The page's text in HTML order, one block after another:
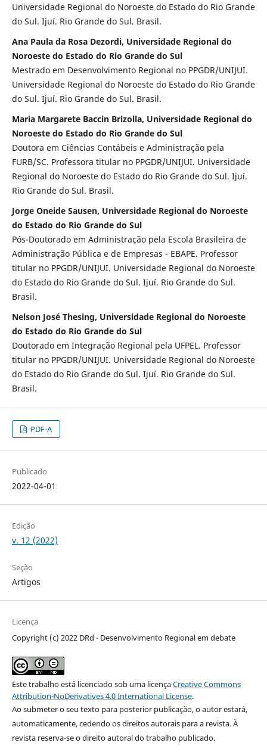
Universidade Regional do Noroeste do Estado do Rio Grande
do Sul. Ijuí. Rio Grande do Sul. Brasil.
Ana Paula da Rosa Dezordi, Universidade Regional do
Noroeste do Estado do Rio Grande do Sul
Mestrado em Desenvolvimento Regional no PPGDR/UNIJUI.
Universidade Regional do Noroeste do Estado do Rio Grande
do Sul. Ijuí. Rio Grande do Sul. Brasil.
Maria Margarete Baccin Brizolla, Universidade Regional do
Noroeste do Estado do Rio Grande do Sul
Doutora em Ciências Contábeis e Administração pela
FURB/SC. Professora titular no PPGDR/UNIJUI. Universidade
Regional do Noroeste do Estado do Rio Grande do Sul. Ijuí.
Rio Grande do Sul. Brasil.
Jorge Oneide Sausen, Universidade Regional do Noroeste
do Estado do Rio Grande do Sul
Pós-Doutorado em Administração pela Escola Brasileira de
Administração Pública e de Empresas - EBAPE. Professor
titular no PPGDR/UNIJUI. Universidade Regional do Noroeste
do Estado do Rio Grande do Sul. Ijuí. Rio Grande do Sul.
Brasil.
Nelson José Thesing, Universidade Regional do Noroeste
do Estado do Rio Grande do Sul
Doutorado em Integração Regional pela UFPEL. Professor
titular no PPGDR/UNIJUI. Universidade Regional do Noroeste
do Estado do Rio Grande do Sul. Ijuí. Rio Grande do Sul.
Brasil.
PDF-A
Publicado
2022-04-01
Edição
v. 12 (2022)
Seção
Artigos
Licença
Copyright (c) 2022 DRd - Desenvolvimento Regional em debate
Este trabalho está licenciado sob uma licençaCreative Commons
Attribution-NoDerivatives 4.0 International License.
Ao submeter o seu texto para posterior publicação, o autor estará,
automaticamente, cedendo os direitos autorais para a revista. À
revista reserva-se o direito autoral do trabalho publicado.